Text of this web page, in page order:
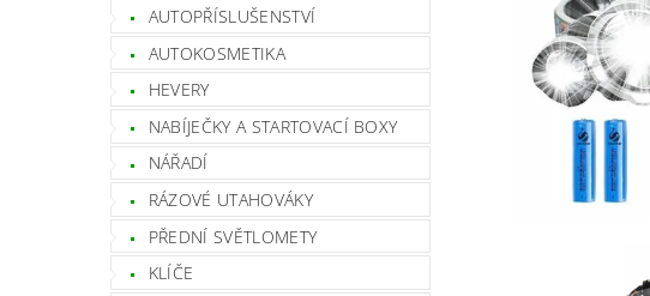
AUTOPŘÍSLUŠENSTVÍ
AUTOKOSMETIKA
HEVERY
NABÍJEČKY A STARTOVACÍ BOXY
NÁŘADÍ
RÁZOVÉ UTAHOVÁKY
PŘEDNÍ SVĚTLOMETY
KLÍČE